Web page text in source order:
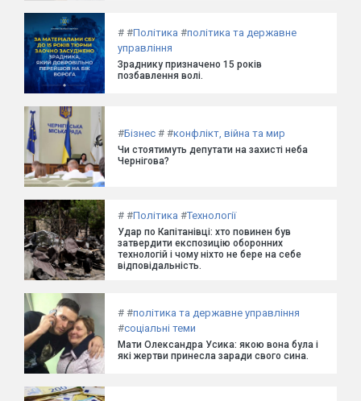
# #Політика #політика та державне
управління
Зраднику призначено 15 років
позбавлення волі.
#Бізнес # #конфлікт, війна та мир
Чи стоятимуть депутати на захисті неба
Чернігова?
# #Політика #Технології
Удар по Капітанівці: хто повинен був
затвердити експозицію оборонних
технологій і чому ніхто не бере на себе
відповідальність.
# #політика та державне управління
#соціальні теми
Мати Олександра Усика: якою вона була і
які жертви принесла заради свого сина.